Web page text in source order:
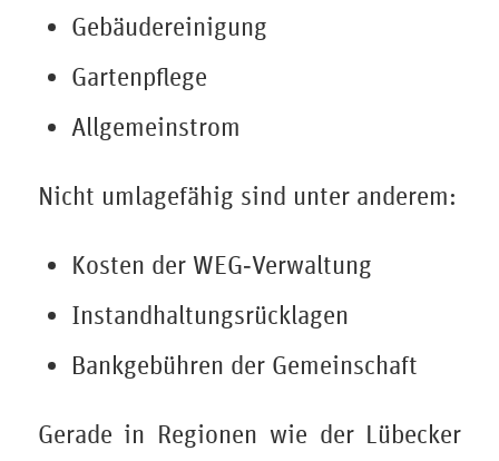
Gebäudereinigung
Gartenpflege
Allgemeinstrom
Nicht umlagefähig sind unter anderem:
Kosten der WEG‑Verwaltung
Instandhaltungsrücklagen
Bankgebühren der Gemeinschaft
Gerade in Regionen wie der Lübecker